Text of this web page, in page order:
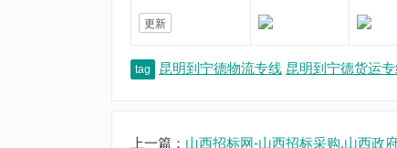
更新
tag 昆明到宁德物流专线 昆明到宁德货运
上一篇： 山西招标网-山西招标采购,山西政